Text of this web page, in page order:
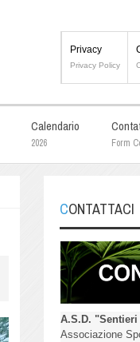
Privacy
Privacy Policy
Calendario
2026 Form
CONTATTACI
A.S.D.
Associazione